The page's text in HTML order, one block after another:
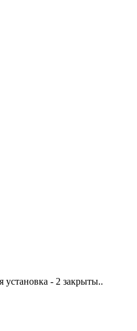
установка - 2 закрыты..